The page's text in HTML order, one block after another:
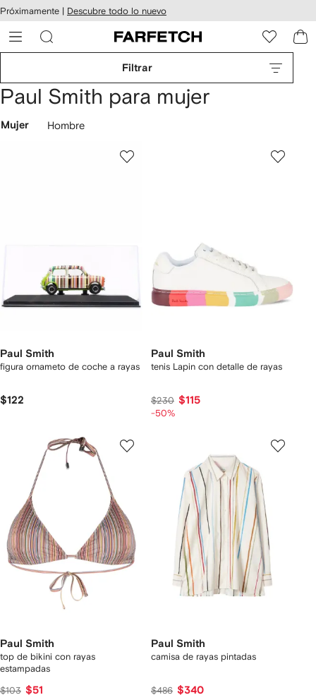
al
Próximamente | Descubre todo lo nuevo
Filtrar
Paul Smith para mujer
Mujer Hombre
Paul Smith
figura ornameto de coche a rayas
$122
Paul Smith
tenis Lapin con detalle de rayas
$230 $115
-50%
Paul Smith
top de bikini con rayas
estampadas
$103 $51
Paul Smith
camisa de rayas pintadas
$486 $340